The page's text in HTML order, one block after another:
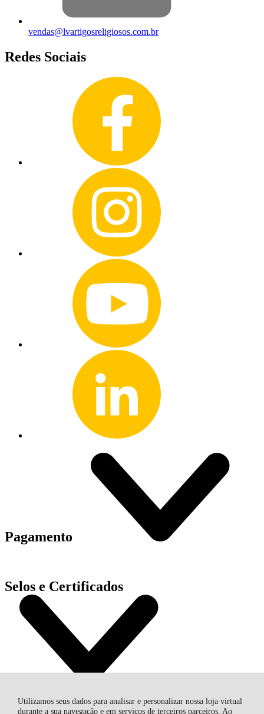
Utilizamos seus dados para analisar e personalizar nossa loja virtual
durante a sua navegação e em serviços de terceiros parceiros. Ao
vendas@lvartigosreligiosos.com.br
Redes Sociais
Pagamento
Selos e Certificados